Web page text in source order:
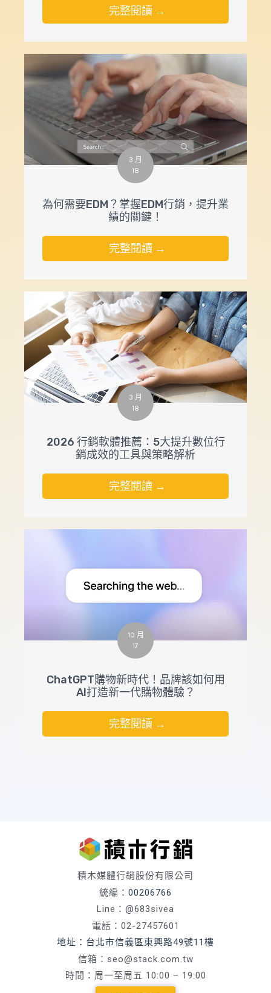
完整閱讀 →
3 月
18
為何需要EDM？掌握EDM行銷，提升業
績的關鍵！
完整閱讀 →
3 月
18
2026 行銷軟體推薦：5大提升數位行
銷成效的工具與策略解析
完整閱讀 →
10 月
17
ChatGPT購物新時代！品牌該如何用
AI打造新一代購物體驗？
完整閱讀 →
積木媒體行銷股份有限公司
統編： 00206766
Line：@683sivea
電話：02-27457601
地址：台北市信義區東興路49號11樓
信箱： seo@stack.com.tw
時間：周一至周五 10:00 – 19:00